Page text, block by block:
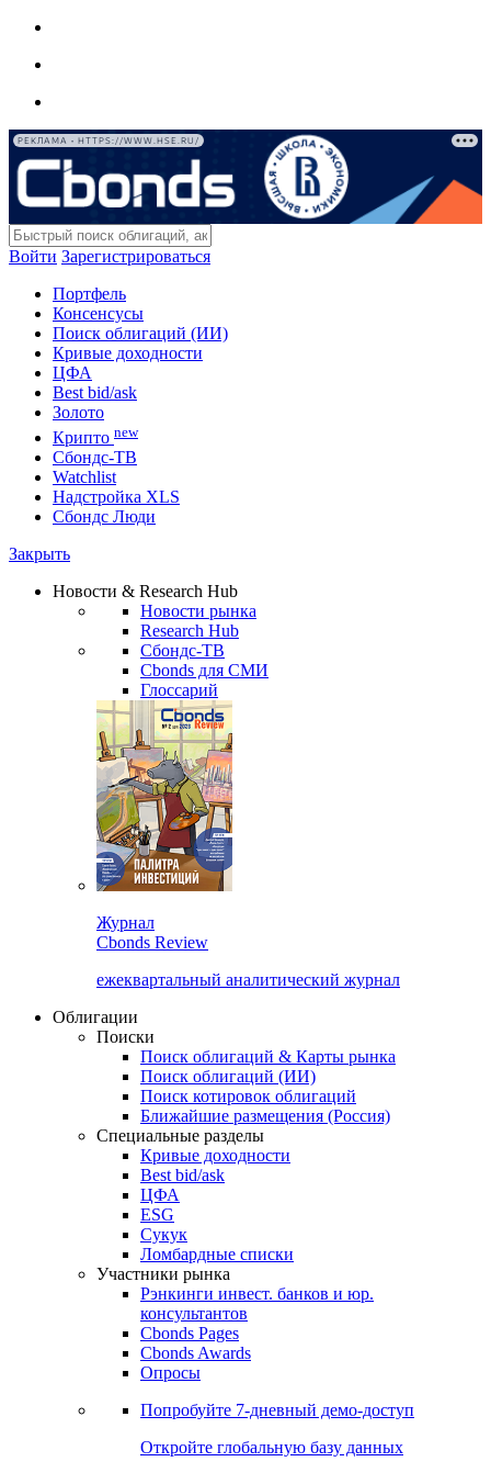
РЕКЛАМА • HTTPS://WWW.HSE.RU/
Войти Зарегистрироваться
Портфель
Консенсусы
Поиск облигаций (ИИ)
Кривые доходности
ЦФА
Best bid/ask
Золото
Крипто new
Сбондс-ТВ
Watchlist
Надстройка XLS
Сбондс Люди
Закрыть
Новости & Research Hub
Новости рынка
Research Hub
Сбондс-ТВ
Cbonds для СМИ
Глоссарий
Журнал
Cbonds Review
ежеквартальный аналитический журнал
Облигации
Поиски
Поиск облигаций & Карты рынка
Поиск облигаций (ИИ)
Поиск котировок облигаций
Ближайшие размещения (Россия)
Специальные разделы
Кривые доходности
Best bid/ask
ЦФА
ESG
Сукук
Ломбардные списки
Участники рынка
Рэнкинги инвест. банков и юр.
консультантов
Cbonds Pages
Cbonds Awards
Опросы
Попробуйте 7-дневный демо-доступ
Откройте глобальную базу данных